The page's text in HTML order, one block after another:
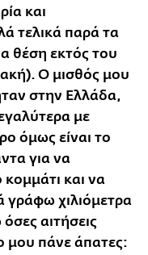
και
τελικά παρά τα
θέση εκτός του
Ο μισθός μου
στην Ελλάδα,
με
όμως είναι το
για να
και να
γράφω χιλιόμετρα
αιτήσεις
μου πάνε άπατες: